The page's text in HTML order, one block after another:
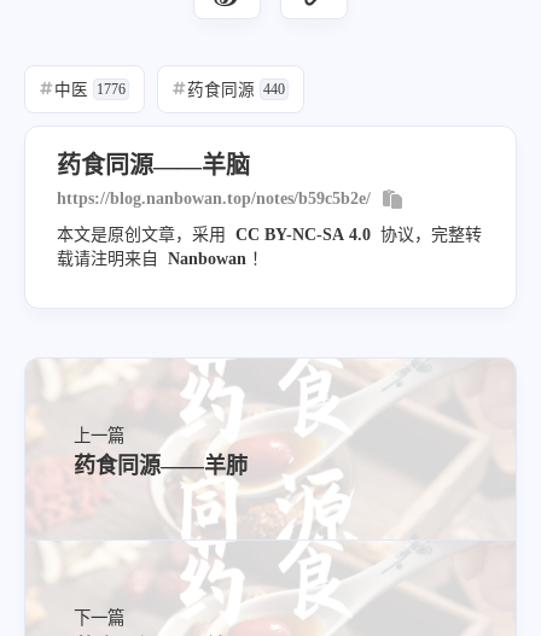
#中医 1776 #药食同源 440
药食同源——羊脑
https://blog.nanbowan.top/notes/b59c5b2e/
本文是原创文章，采用
CC BY-NC-SA 4.0 协议，完整转
载请注明来自
Nanbowan ！
上一篇
药食同源——羊肺
下一篇